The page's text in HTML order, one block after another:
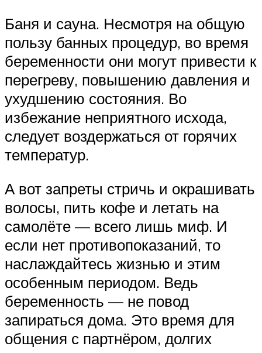
Баня и сауна. Несмотря на общую
пользу банных процедур, во время
беременности они могут привести к
перегреву, повышению давления и
ухудшению состояния. Во
избежание неприятного исхода,
следует воздержаться от горячих
температур.
А вот запреты стричь и окрашивать
волосы, пить кофе и летать на
самолёте — всего лишь миф. И
если нет противопоказаний, то
наслаждайтесь жизнью и этим
особенным периодом. Ведь
беременность — не повод
запираться дома. Это время для
общения с партнёром, долгих